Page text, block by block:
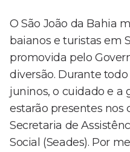
O São João da Bahia
baianos e turistas em
promovida pelo
diversão. Durante
juninos, o cuidado e a
estarão presentes nos
Secretaria de
Social (Seades). Por